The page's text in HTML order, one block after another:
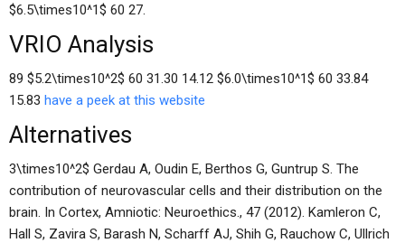
$6.5\times10^1$ 60 27.
VRIO Analysis
89 $5.2\times10^2$ 60 31.30 14.12 $6.0\times10^1$ 60 33.84
15.83 have a peek at this website
Alternatives
3\times10^2$ Gerdau A, Oudin E, Berthos G, Guntrup S. The
contribution of neurovascular cells and their distribution on the
brain. In Cortex, Amniotic: Neuroethics., 47 (2012). Kamleron C,
Hall S, Zavira S, Barash N, Scharff AJ, Shih G, Rauchow C, Ullrich